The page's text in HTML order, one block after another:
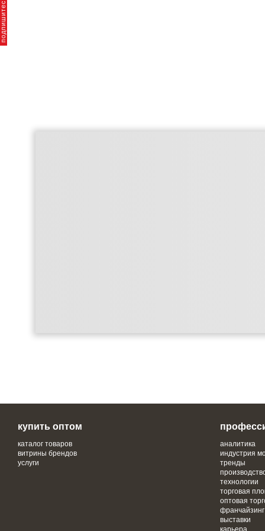
купить оптом
каталог товаров
витрины брендов
услуги
аналитика
индустрия
тренды
технологии
торговая
оптовая
франчайзинг
выставки
карьера